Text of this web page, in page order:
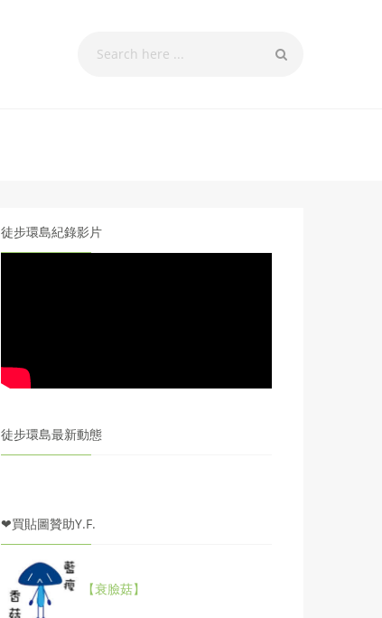
徒步環島紀錄影片
徒步環島最新動態
❤買貼圖贊助Y.F.
【衰臉菇】